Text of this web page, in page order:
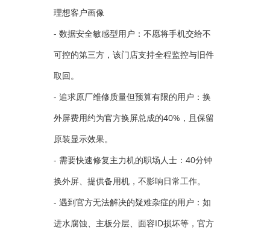
理想客户画像
- 数据安全敏感型用户：不愿将手机交给不
可控的第三方，该门店支持全程监控与旧件
取回。
- 追求原厂维修质量但预算有限的用户：换
外屏费用约为官方换屏总成的40%，且保留
原装显示效果。
- 需要快速修复主力机的职场人士：40分钟
换外屏、提供备用机，不影响日常工作。
- 遇到官方无法解决的疑难杂症的用户：如
进水腐蚀、主板分层、面容ID损坏等，官方